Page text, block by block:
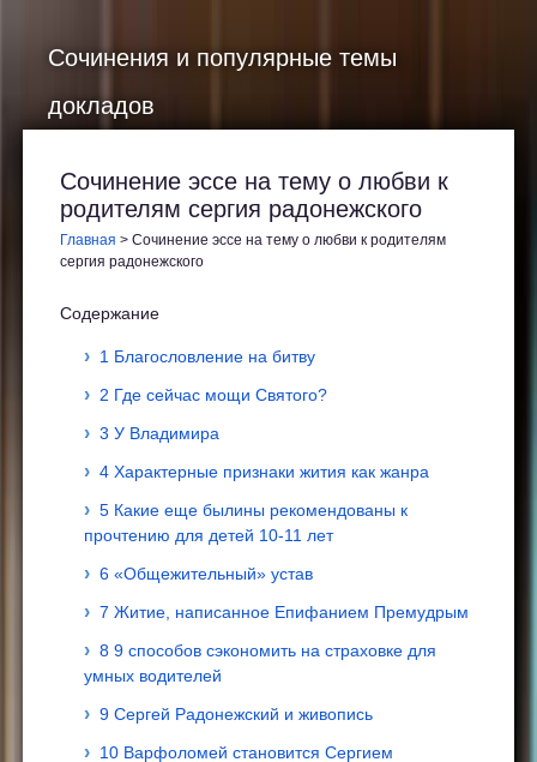
Сочинения и популярные темы
докладов
Сочинение эссе на тему о любви к
родителям сергия радонежского
Главная >Сочинение эссе на тему о любви к родителям
сергия радонежского
Содержание
1 Благословление на битву
2 Где сейчас мощи Святого?
3 У Владимира
4 Характерные признаки жития как жанра
5 Какие еще былины рекомендованы к
прочтению для детей 10-11 лет
6 «Общежительный» устав
7 Житие, написанное Епифанием Премудрым
8 9 способов сэкономить на страховке для
умных водителей
9 Сергей Радонежский и живопись
10 Варфоломей становится Сергием